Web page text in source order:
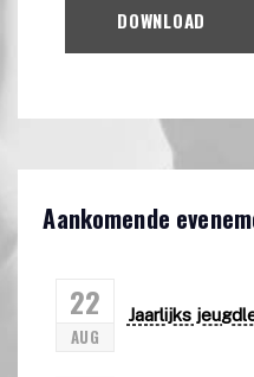
DOWNLOAD
Aankomende
22
AUG
Jaarlijks